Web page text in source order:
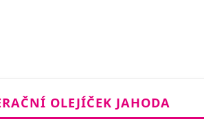
OLEJÍČEK JAHODA